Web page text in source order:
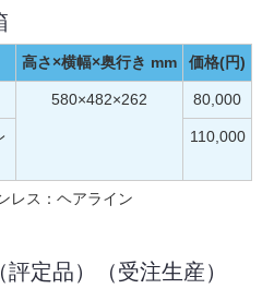
高さ×横幅×奥行き mm 価格(円)
580×482×262 80,000
110,000
ス：ヘアライン
定品）（受注生産）